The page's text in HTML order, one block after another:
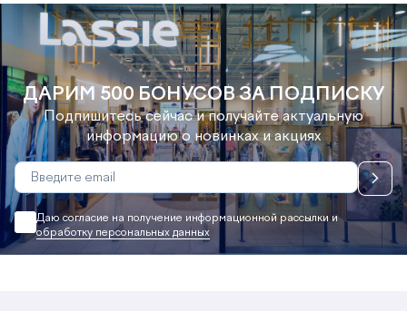
ДАРИМ 500 БОНУСОВ ЗА ПОДПИСКУ
Подпишитесь сейчас и получайте актуальную
информацию о новинках и акциях
Даю согласие на получение информационной рассылки и
обработку персональных данных